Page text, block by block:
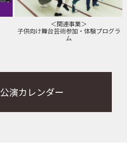
＜関連事業＞
子供向け舞台芸術参加・体験プログラ
ム
公演カレンダー